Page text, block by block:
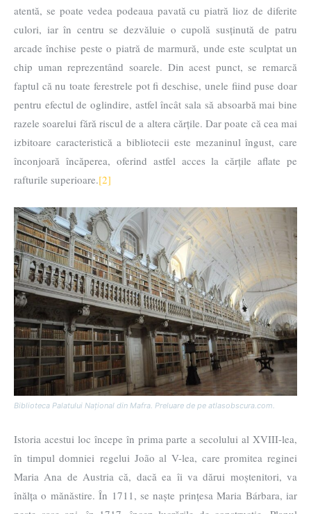
atentă, se poate vedea podeaua pavată cu piatră lioz de diferite
culori, iar în centru se dezvăluie o cupolă susținută de patru
arcade închise peste o piatră de marmură, unde este sculptat un
chip uman reprezentând soarele. Din acest punct, se remarcă
faptul că nu toate ferestrele pot fi deschise, unele fiind puse doar
pentru efectul de oglindire, astfel încât sala să absoarbă mai bine
razele soarelui fără riscul de a altera cărțile. Dar poate că cea mai
izbitoare caracteristică a bibliotecii este mezaninul îngust, care
înconjoară încăperea, oferind astfel acces la cărțile aflate pe
rafturile superioare.[2]
Biblioteca Palatului Național din Mafra. Preluare de pe atlasobscura.com.
Istoria acestui loc începe în prima parte a secolului al XVIII-lea,
în timpul domniei regelui João al V-lea, care promitea reginei
Maria Ana de Austria că, dacă ea îi va dărui moștenitori, va
înălța o mănăstire. În 1711, se naște prințesa Maria Bárbara, iar